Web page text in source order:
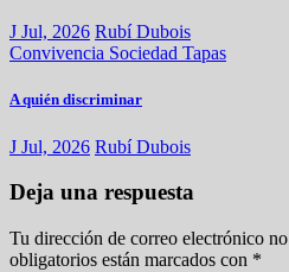
J Jul, 2026 Rubí Dubois
Convivencia Sociedad Tapas
A quién discriminar
J Jul, 2026 Rubí Dubois
Deja una respuesta
Tu dirección de correo electrónico
obligatorios están marcados con *